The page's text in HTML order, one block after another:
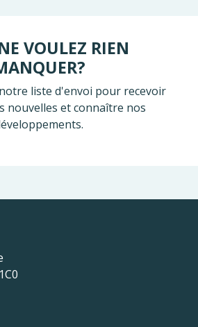
VOULEZ RIEN
liste d'envoi pour recevoir
nouvelles et connaître nos